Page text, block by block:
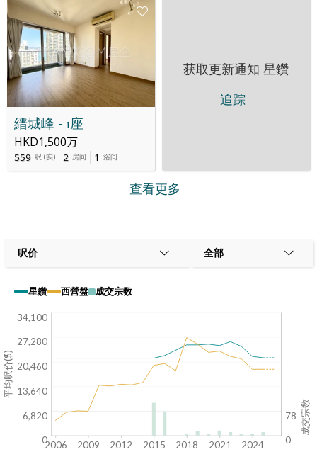
縉城峰 - 1座
HKD1,500万
559 呎 (实) 2 房间 1 浴间
获取更新通知 星鑽
追踪
查看更多
呎价 全部
星鑽 西營盤 成交宗数
78
0
2006 2009 2012 2015 2018 2021 2024
成交宗数
34,100
27,280
20,460
13,640
6,820
0
平均呎价($)